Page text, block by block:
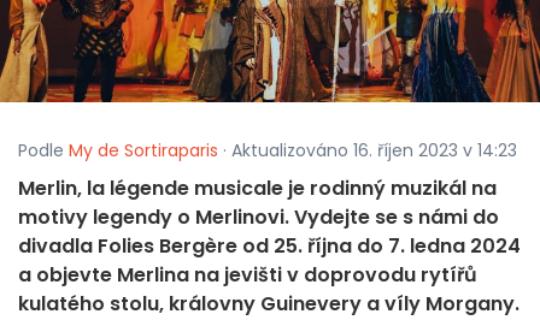
Podle My de Sortiraparis · Aktualizováno 16. říjen 2023 v 14:23
Merlin, la légende musicale je rodinný muzikál na
motivy legendy o Merlinovi. Vydejte se s námi do
divadla Folies Bergère od 25. října do 7. ledna 2024
a objevte Merlina na jevišti v doprovodu rytířů
kulatého stolu, královny Guinevery a víly Morgany.